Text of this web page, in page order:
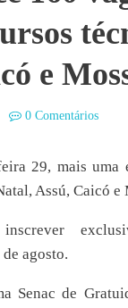
e
0 Comentários
29, mais uma
Assú, Caicó e
agosto.
Senac de